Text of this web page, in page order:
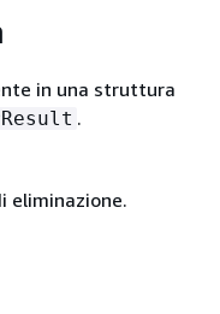
in una struttura
.
eliminazione.